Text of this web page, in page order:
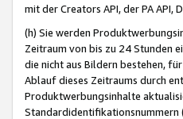
mit der Creators API, der PA
(h) Sie werden
Zeitraum von bis zu 24 Stunden
die nicht aus Bildern bestehen,
Ablauf dieses Zeitraums durch
Produktwerbungsinhalte
Standardidentifikationsnummern